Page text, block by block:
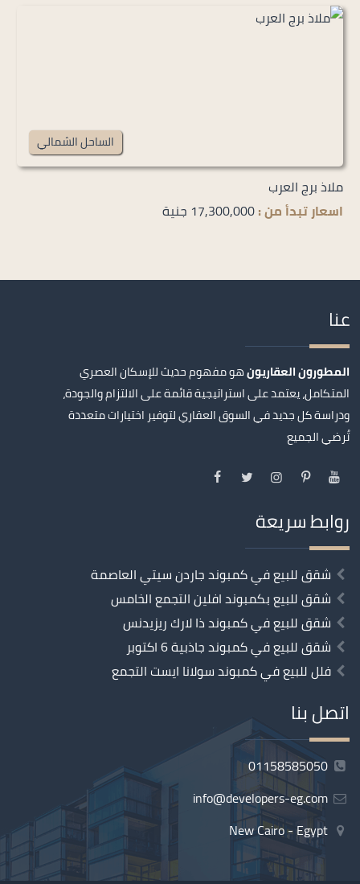
الساحل الشمالي
ملاذ برج العرب
اسعار تبدأ من :17,300,000 جنية
عنا
المطورون العقاريونهو مفهوم حديث للإسكان العصري
المتكامل، يعتمد على استراتيجية قائمة على الالتزام والجودة،
ودراسة كل جديد في السوق العقاري لتوفير اختيارات متعددة
تُرضي الجميع
روابط سريعة
شقق للبيع في كمبوند جاردن سيتي العاصمة
شقق للبيع بكمبوند افلين التجمع الخامس
شقق للبيع في كمبوند ذا لارك ريزيدنس
شقق للبيع في كمبوند جاذبية 6 اكتوبر
فلل للبيع في كمبوند سولانا ايست التجمع
اتصل بنا